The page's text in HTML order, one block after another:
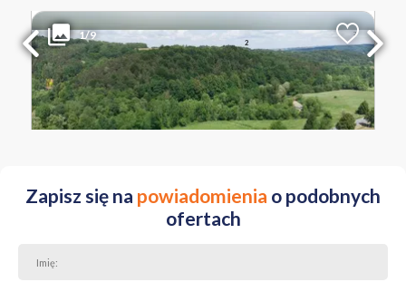
1/9 Powierzchnia
12700 m2
Cena za m2
142
MAŁOPOLSKIE wadowicki ul. Kardynała Karola Wojtyły
Zapisz się na powiadomienia o podobnych
ofertach